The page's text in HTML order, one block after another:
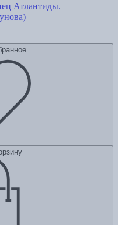
Атлантиды.